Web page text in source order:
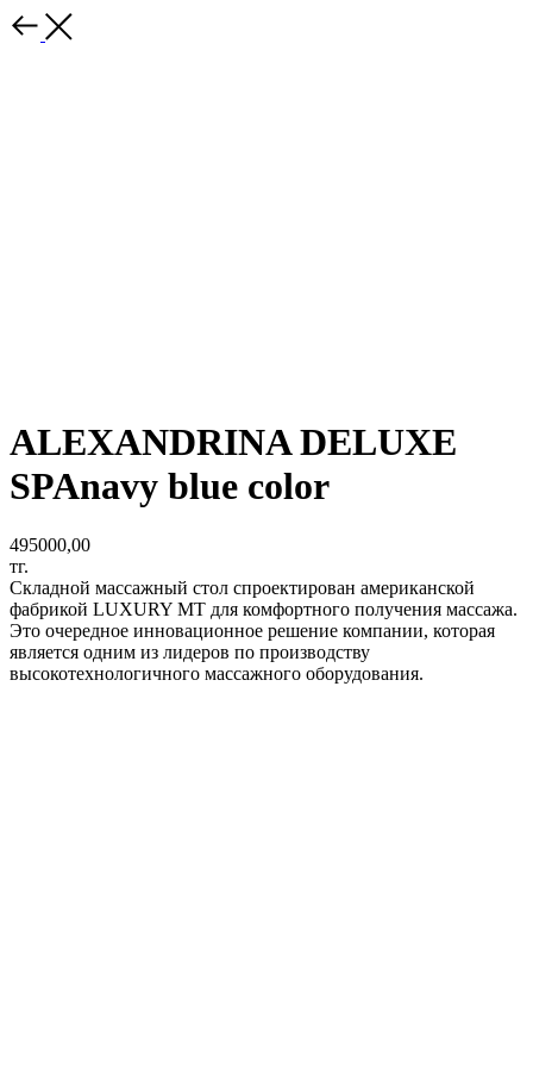
ALEXANDRINA DELUXE
SPAnavy blue color
495000,00
тг.
Складной массажный стол спроектирован американской
фабрикой LUXURY МТ для комфортного получения массажа.
Это очередное инновационное решение компании, которая
является одним из лидеров по производству
высокотехнологичного массажного оборудования.